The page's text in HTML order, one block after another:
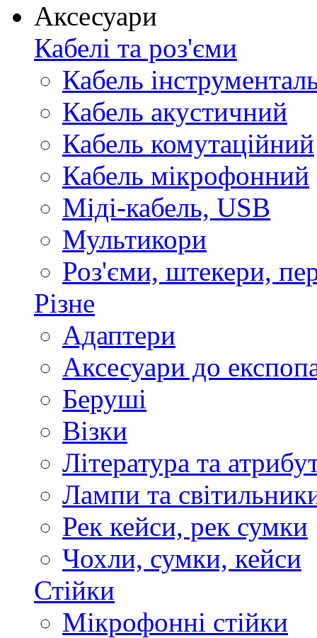
Аксесуари
Кабелі та роз'єми
Кабель
Кабель акустичний
Кабель комутаційний
Кабель мікрофонний
Міді-кабель, USB
Мультикори
Роз'єми, штекери,
Різне
Адаптери
Аксесуари до
Беруші
Візки
Література та
Лампи та
Рек кейси, рек сумки
Чохли, сумки, кейси
Стійки
Мікрофонні стійки